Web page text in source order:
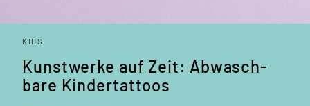
KIDS
Kunstwerke auf Zeit: Abwasch­
bare Kinder­tattoos